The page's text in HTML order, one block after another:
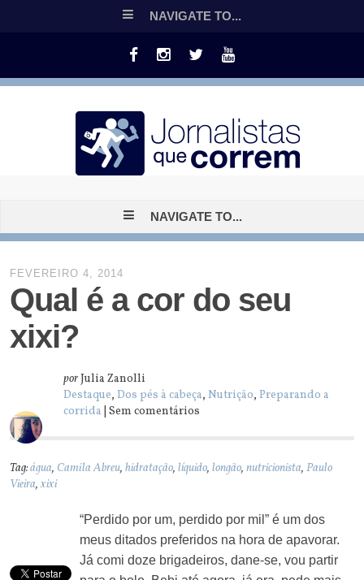
NAVIGATE TO...
NAVIGATE TO...
FEVEREIRO 4, 2014
Qual é a cor do seu
xixi?
porJulia Zanolli
Destaque,Dos pés à cabeça,Nutrição,Preparando a
corrida | Sem comentários
Tag:água, Camila Abreu,hidratação,líquido,longão,nutricionista,Paulo
Vieira,xixi
“Perdido por um, perdido por mil” é um dos
meus ditados preferidos na hora de apavorar.
Já comi doze brigadeiros, dane-se, vou partir